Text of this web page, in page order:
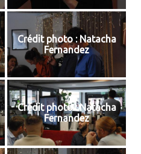
Crédit photo : Natacha
Fernandez
Crédit photo : Natacha
Fernandez